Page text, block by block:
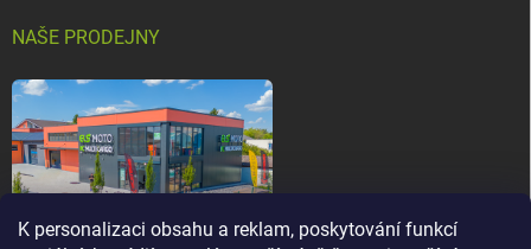
K personalizaci obsahu a reklam, poskytování funkcí
NAŠE PRODEJNY